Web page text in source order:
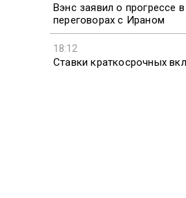
Вэнс заявил о прогрессе в
переговорах с Ираном
18:12
Ставки краткосрочных